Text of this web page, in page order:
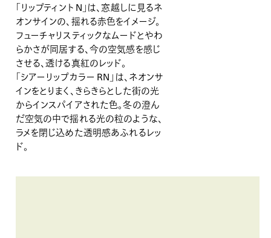
「リップティント N」は、窓越しに見るネ
オンサインの、揺れる赤色をイメージ。
フューチャリスティックなムードとやわ
らかさが同居する、今の空気感を感じ
させる、透ける真紅のレッド。
「シアーリップカラー RN」は、ネオンサ
インをとりまく、きらきらとした街の光
からインスパイアされた色。冬の澄ん
だ空気の中で揺れる光の粒のような、
ラメを閉じ込めた透明感あふれるレッ
ド。